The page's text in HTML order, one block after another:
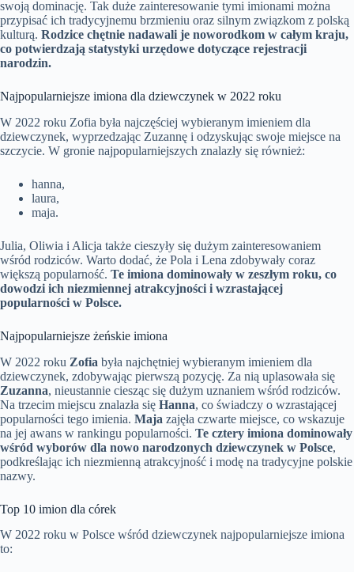
swoją dominację. Tak duże zainteresowanie tymi imionami można
przypisać ich tradycyjnemu brzmieniu oraz silnym związkom z polską
kulturą. Rodzice chętnie nadawali je noworodkom w całym kraju,
co potwierdzają statystyki urzędowe dotyczące rejestracji
narodzin.
Najpopularniejsze imiona dla dziewczynek w 2022 roku
W 2022 roku Zofia była najczęściej wybieranym imieniem dla
dziewczynek, wyprzedzając Zuzannę i odzyskując swoje miejsce na
szczycie. W gronie najpopularniejszych znalazły się również:
hanna,
laura,
maja.
Julia, Oliwia i Alicja także cieszyły się dużym zainteresowaniem
wśród rodziców. Warto dodać, że Pola i Lena zdobywały coraz
większą popularność. Te imiona dominowały w zeszłym roku, co
dowodzi ich niezmiennej atrakcyjności i wzrastającej
popularności w Polsce.
Najpopularniejsze żeńskie imiona
W 2022 roku Zofia była najchętniej wybieranym imieniem dla
dziewczynek, zdobywając pierwszą pozycję. Za nią uplasowała się
Zuzanna, nieustannie ciesząc się dużym uznaniem wśród rodziców.
Na trzecim miejscu znalazła się Hanna, co świadczy o wzrastającej
popularności tego imienia. Maja zajęła czwarte miejsce, co wskazuje
na jej awans w rankingu popularności. Te cztery imiona dominowały
wśród wyborów dla nowo narodzonych dziewczynek w Polsce,
podkreślając ich niezmienną atrakcyjność i modę na tradycyjne polskie
nazwy.
Top 10 imion dla córek
W 2022 roku w Polsce wśród dziewczynek najpopularniejsze imiona
to: